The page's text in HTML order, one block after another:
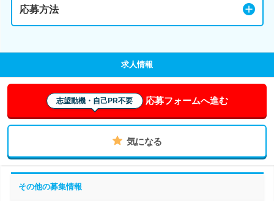
応募方法
求人情報
志望動機・自己PR不要 応募フォームへ進む
気になる
その他の募集情報